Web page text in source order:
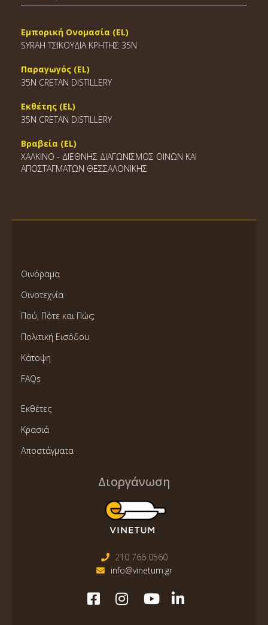
Εμπορική Ονομασία (EL)
SYRAH ΤΣΙΚΟΥΔΙΑ ΚΡΗΤΗΣ 35N
Παραγωγός (EL)
35N CRETAN DISTILLERY
Εκθέτης (EL)
35N CRETAN DISTILLERY
Βραβεία (EL)
ΧΑΛΚΙΝΟ - ΔΙΕΘΝΗΣ ΔΙΑΓΩΝΙΣΜΟΣ ΟΙΝΩΝ ΚΑΙ
ΑΠΟΣΤΑΓΜΑΤΩΝ ΘΕΣΣΑΛΟΝΙΚΗΣ
Οινόραμα
Οινοτεχνία
Πού, Πότε και Πώς;
Πολιτική Εισόδου
Κάτοψη
FAQs
Εκθέτες
Κρασιά
Αποστάγματα
Διοργάνωση
210 766 0560
info@vinetum.gr